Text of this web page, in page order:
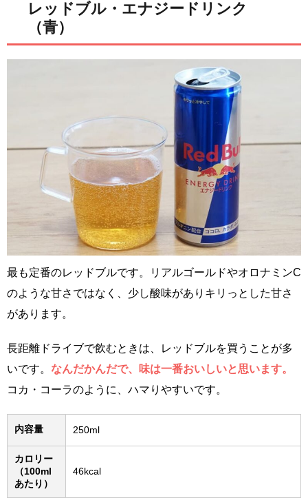
レッドブル・エナジードリンク
（青）
最も定番のレッドブルです。リアルゴールドやオロナミンC
のような甘さではなく、少し酸味がありキリっとした甘さ
があります。
長距離ドライブで飲むときは、レッドブルを買うことが多
いです。 なんだかんだで、味は一番おいしいと思います。
コカ・コーラのように、ハマりやすいです。
内容量 250ml
カロリー
（100ml
あたり）
46kcal